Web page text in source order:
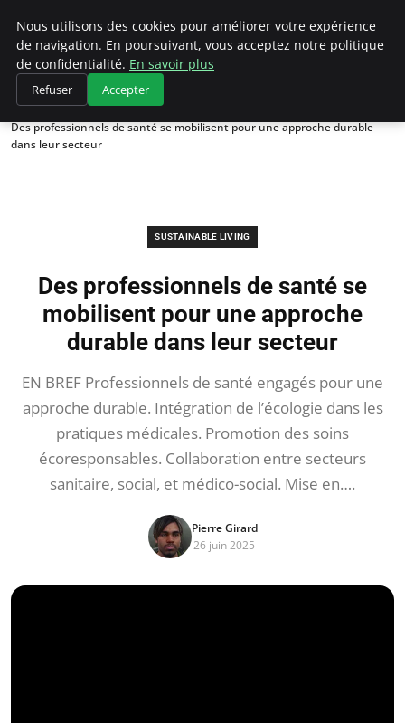
Climategatecountryclub.com
Accueil
Sustainable Living
Des professionnels de santé se mobilisent pour une approche durable
dans leur secteur
SUSTAINABLE LIVING
Des professionnels de santé se
mobilisent pour une approche
durable dans leur secteur
EN BREF Professionnels de santé engagés pour une
approche durable. Intégration de l’écologie dans les
pratiques médicales. Promotion des soins
écoresponsables. Collaboration entre secteurs
sanitaire, social, et médico-social. Mise en….
Pierre Girard
26 juin 2025
Nous utilisons des cookies pour améliorer votre expérience
de navigation. En poursuivant, vous acceptez notre politique
de confidentialité. En savoir plus
Refuser Accepter